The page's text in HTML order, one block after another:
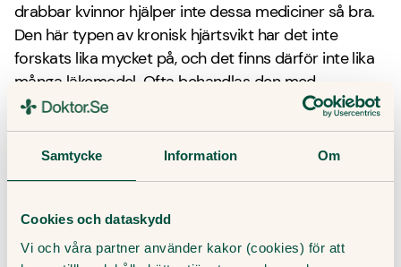
Samtycke Information Om
Cookies och dataskydd
Vi och våra partner använder kakor (cookies) för att
drabbar kvinnor hjälper inte dessa mediciner så bra.
Den här typen av kronisk hjärtsvikt har det inte
forskats lika mycket på, och det finns därför inte lika
många läkemedel. Ofta behandlas den med
kärlvidgande läkemedel.
Vid kronisk hjärtsvikt ges ofta behandling mot de
symtom som hjärtsvikten ger upphov till. Det är till
exempel vanligt att få vätskedrivande medel för att
När bör jag söka vård?